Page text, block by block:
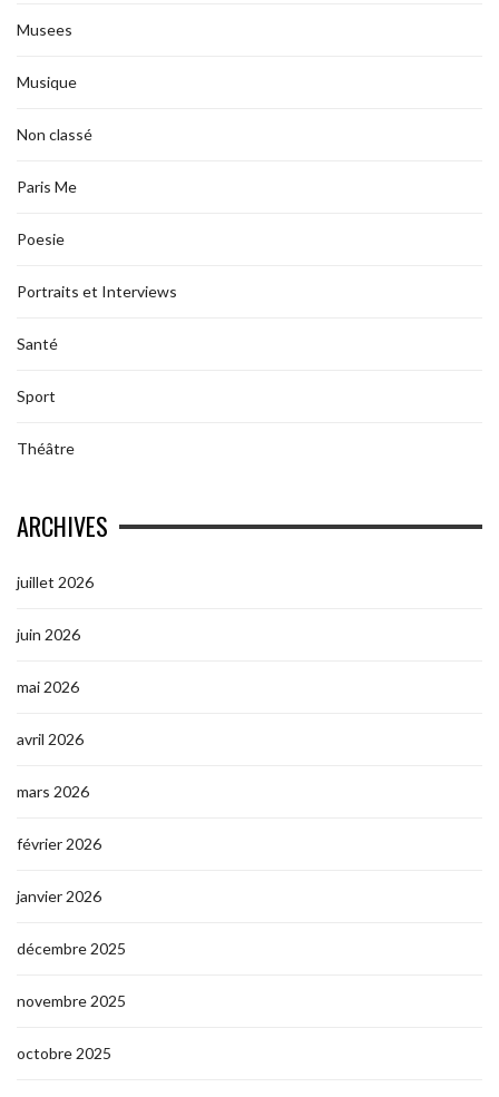
Musees
Musique
Non classé
Paris Me
Poesie
Portraits et Interviews
Santé
Sport
Théâtre
ARCHIVES
juillet 2026
juin 2026
mai 2026
avril 2026
mars 2026
février 2026
janvier 2026
décembre 2025
novembre 2025
octobre 2025